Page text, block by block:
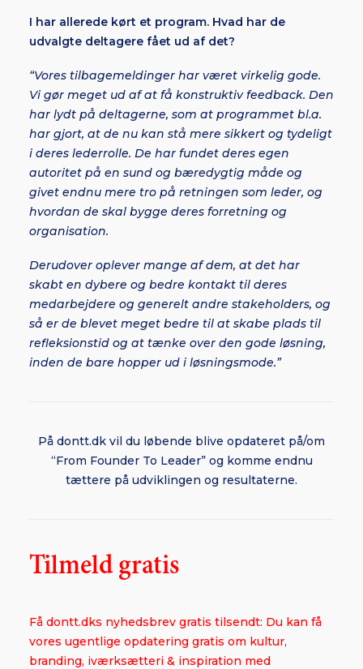
I har allerede kørt et program. Hvad har de
udvalgte deltagere fået ud af det?
“Vores tilbagemeldinger har været virkelig gode.
Vi gør meget ud af at få konstruktiv feedback. Den
har lydt på deltagerne, som at programmet bl.a.
har gjort, at de nu kan stå mere sikkert og tydeligt
i deres lederrolle. De har fundet deres egen
autoritet på en sund og bæredygtig måde og
givet endnu mere tro på retningen som leder, og
hvordan de skal bygge deres forretning og
organisation.
Derudover oplever mange af dem, at det har
skabt en dybere og bedre kontakt til deres
medarbejdere og generelt andre stakeholders, og
så er de blevet meget bedre til at skabe plads til
refleksionstid og at tænke over den gode løsning,
inden de bare hopper ud i løsningsmode.”
På dontt.dk vil du løbende blive opdateret på/om
“From Founder To Leader” og komme endnu
tættere på udviklingen og resultaterne.
Tilmeld gratis
Få dontt.dks nyhedsbrev gratis tilsendt: Du kan få
vores ugentlige opdatering gratis om kultur,
branding, iværksætteri & inspiration med